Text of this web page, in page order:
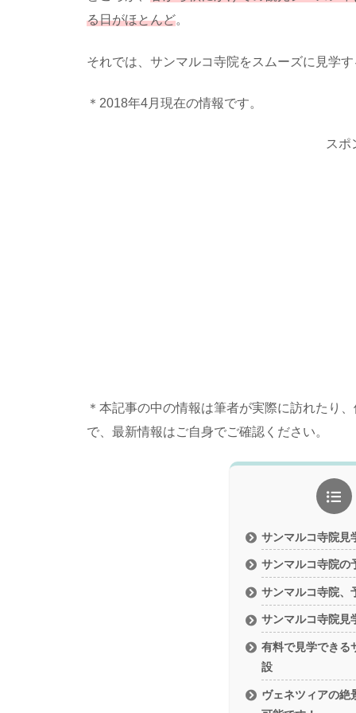
る日がほとんど。
それでは、サンマルコ寺院をスムーズに見学
＊2018年4月現在の情報です。
スポ
＊本記事の中の情報は筆者が実際に訪れたり
で、最新情報はご自身でご確認ください。
サンマルコ寺院見
サンマルコ寺院の
サンマルコ寺院、
サンマルコ寺院見
有料で見学できる
設
ヴェネツィアの絶